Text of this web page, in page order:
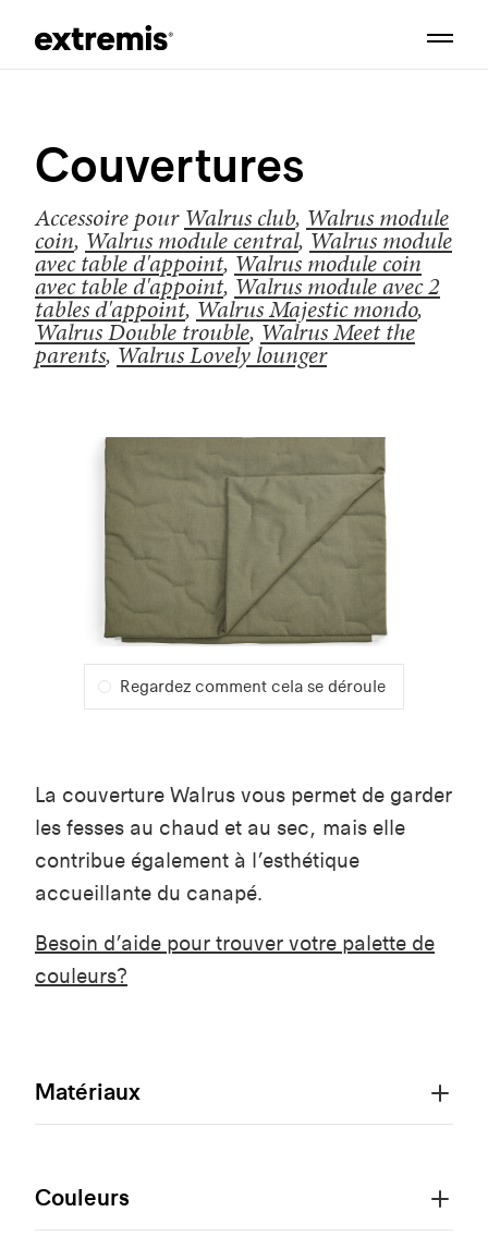
Couvertures
Accessoire pour Walrus club, Walrus module
coin, Walrus module central,Walrus module
avec table d'appoint,Walrus module coin
avec table d'appoint, Walrus module avec 2
tables d'appoint,Walrus Majestic mondo,
Walrus Double trouble,Walrus Meet the
parents,Walrus Lovely lounger
Regardez comment cela se déroule
La couverture Walrus vous permet de garder
les fesses au chaud et au sec, mais elle
contribue également à l’esthétique
accueillante du canapé.
Besoin d’aide pour trouver votre palette de
couleurs?
Matériaux
Couleurs